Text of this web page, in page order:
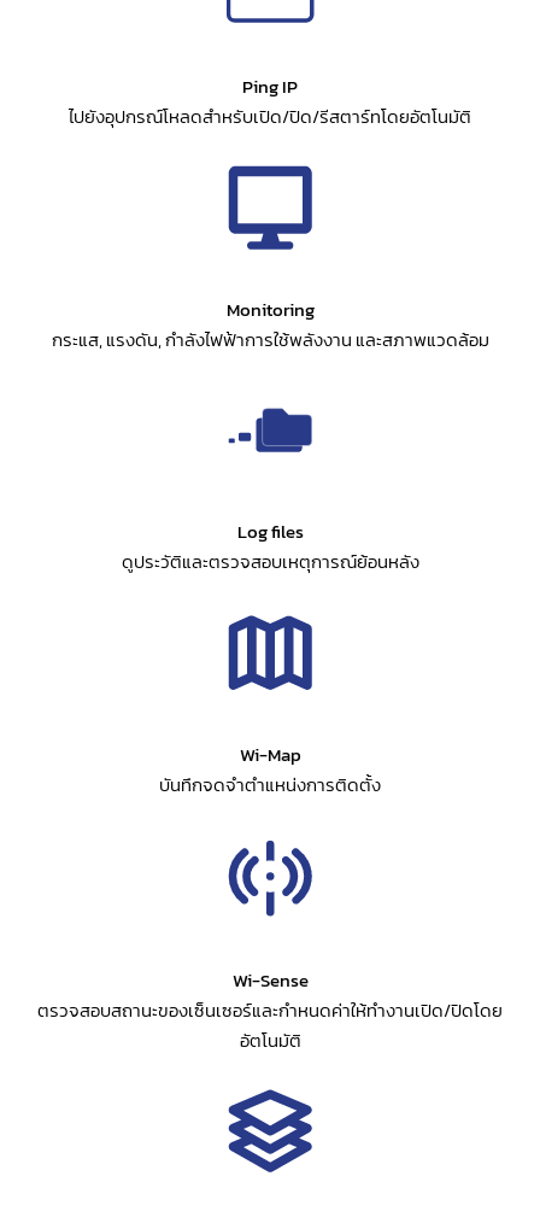
Ping IP
ไปยังอุปกรณ์โหลดสำหรับเปิด/ปิด/รีสตาร์ทโดยอัตโนมัติ
Monitoring
กระแส, แรงดัน, กำลังไฟฟ้าการใช้พลังงาน และสภาพแวดล้อม
Log files
ดูประวัติและตรวจสอบเหตุการณ์ย้อนหลัง
Wi-Map
บันทึกจดจำตำแหน่งการติดตั้ง
Wi-Sense
ตรวจสอบสถานะของเซ็นเซอร์และกำหนดค่าให้ทำงานเปิด/ปิดโดย
อัตโนมัติ